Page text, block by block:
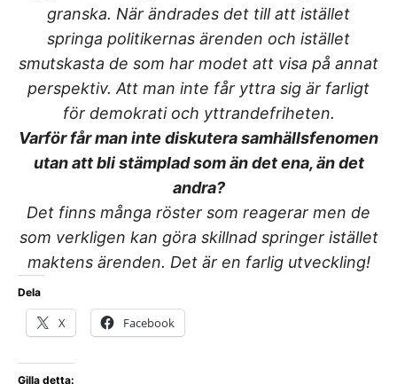
granska. När ändrades det till att istället
springa politikernas ärenden och istället
smutskasta de som har modet att visa på annat
perspektiv. Att man inte får yttra sig är farligt
för demokrati och yttrandefriheten.
Varför får man inte diskutera samhällsfenomen
utan att bli stämplad som än det ena, än det
andra?
Det finns många röster som reagerar men de
som verkligen kan göra skillnad springer istället
maktens ärenden. Det är en farlig utveckling!
Dela
X Facebook
Gilla detta: